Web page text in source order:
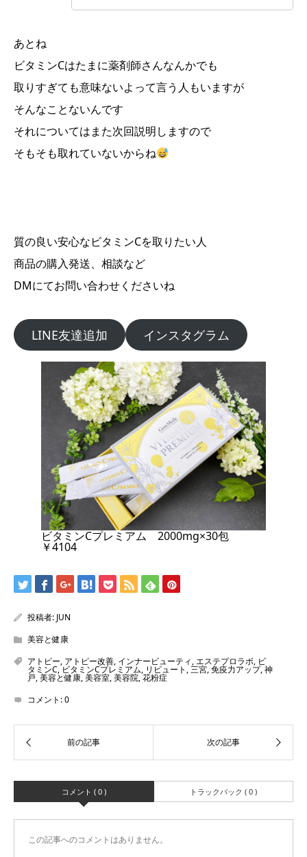
あとね
ビタミンCはたまに薬剤師さんなんかでも
取りすぎても意味ないよって言う人もいますが
そんなことないんです
それについてはまた次回説明しますので
そもそも取れていないからね
質の良い安心なビタミンCを取りたい人
商品の購入発送、相談など
DMにてお問い合わせくださいね
LINE友達追加 インスタグラム
ビタミンCプレミアム 2000mg×30包
￥4104
投稿者: JUN
美容と健康
アトピー, アトピー改善, インナービューティ,エステプロラボ, ビ
タミンC,ビタミンCプレミアム, リビュート,三宮,免疫力アップ,神
戸,美容と健康,美容室,美容院,花粉症
コメント:0
コメント ( 0 ) トラックバック ( 0 )
この記事へのコメントはありません。